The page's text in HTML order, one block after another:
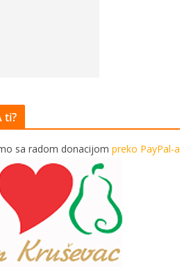
ti?
sa radom donacijom preko PayPal-a